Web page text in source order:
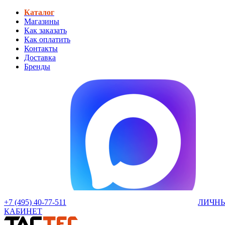
Каталог
Магазины
Как заказать
Как оплатить
Контакты
Доставка
Бренды
+7 (495) 40-77-511
КАБИНЕТ